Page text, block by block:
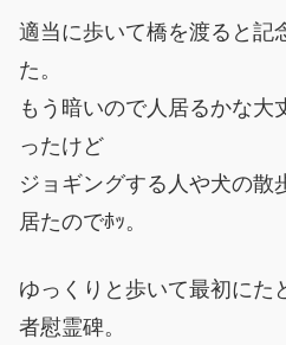
適当に歩いて橋を渡ると記
た。
もう暗いので人居るかな大
ったけど
ジョギングする人や犬の散
居たのでﾎｯ。
ゆっくりと歩いて最初にた
者慰霊碑。